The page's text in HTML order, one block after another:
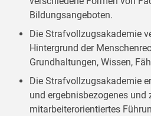
Bildungsangeboten.
Die Strafvollzugsakademie
Hintergrund der
Grundhaltungen, Wissen,
Die Strafvollzugsakademie
und ergebnisbezogenes und
mitarbeiterorientiertes